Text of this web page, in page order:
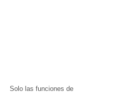
Solo las funciones de